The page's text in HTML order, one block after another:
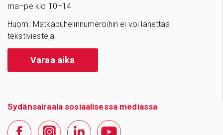
ma–pe klo 10–14
Huom. Matkapuhelinnumeroihin ei voi lähettää
tekstiviestejä.
Varaa aika
Sydänsairaala sosiaalisessa mediassa